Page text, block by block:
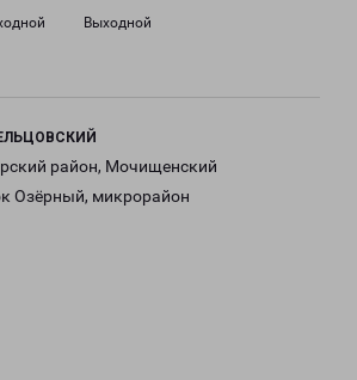
Выходной
район, Мочищенский
Озёрный, микрорайон